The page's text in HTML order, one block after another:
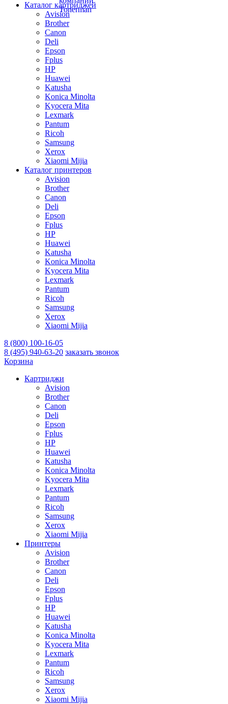
Каталог картриджей
Avision
Brother
Canon
Deli
Epson
Fplus
HP
Huawei
Katusha
Konica Minolta
Kyocera Mita
Lexmark
Pantum
Ricoh
Samsung
Xerox
Xiaomi Mijia
Каталог принтеров
Avision
Brother
Canon
Deli
Epson
Fplus
HP
Huawei
Katusha
Konica Minolta
Kyocera Mita
Lexmark
Pantum
Ricoh
Samsung
Xerox
Xiaomi Mijia
8 (800) 100-16-05
8 (495) 940-63-20 заказать звонок
Корзина
Картриджи
Avision
Brother
Canon
Deli
Epson
Fplus
HP
Huawei
Katusha
Konica Minolta
Kyocera Mita
Lexmark
Pantum
Ricoh
Samsung
Xerox
Xiaomi Mijia
Принтеры
Avision
Brother
Canon
Deli
Epson
Fplus
HP
Huawei
Katusha
Konica Minolta
Kyocera Mita
Lexmark
Pantum
Ricoh
Samsung
Xerox
Xiaomi Mijia